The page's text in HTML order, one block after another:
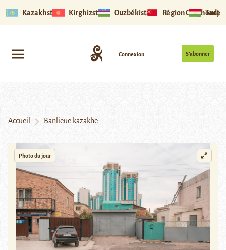
Kazakhstan Kirghizstan Ouzbékistan Région Ouïghoure
S’abonner
Connexion
Accueil Banlieue kazakhe
Photo du jour